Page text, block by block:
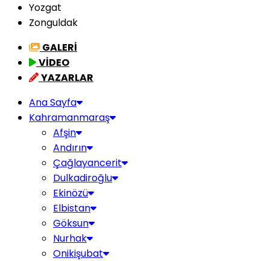
Yozgat
Zonguldak
GALERİ
VİDEO
YAZARLAR
Ana Sayfa
Kahramanmaraş
Afşin
Andırın
Çağlayancerit
Dulkadiroğlu
Ekinözü
Elbistan
Göksun
Nurhak
Onikişubat